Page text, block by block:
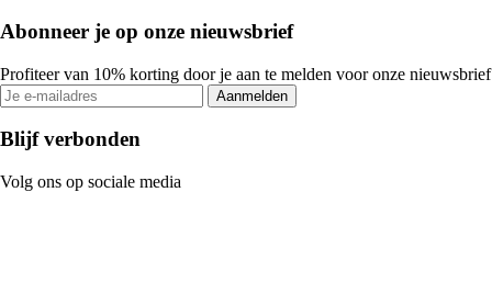
Abonneer je op onze nieuwsbrief
Profiteer van 10% korting door je aan te melden voor onze nieuwsbrief
Aanmelden
Blijf verbonden
Volg ons op sociale media